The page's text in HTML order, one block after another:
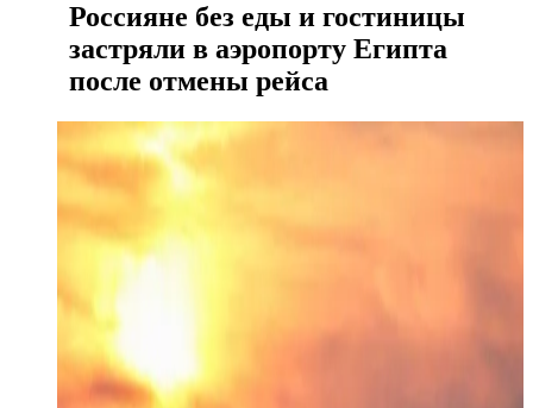
Россияне без еды и гостиницы
застряли в аэропорту Египта
после отмены рейса